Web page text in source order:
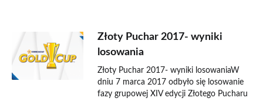
Złoty Puchar 2017- wyniki
losowania
Złoty Puchar 2017- wyniki losowaniaW
dniu 7 marca 2017 odbyło się losowanie
fazy grupowej XIV edycji Złotego Pucharu